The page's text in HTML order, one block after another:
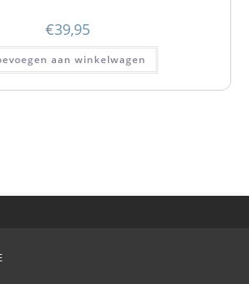
€39,95
aan winkelwagen